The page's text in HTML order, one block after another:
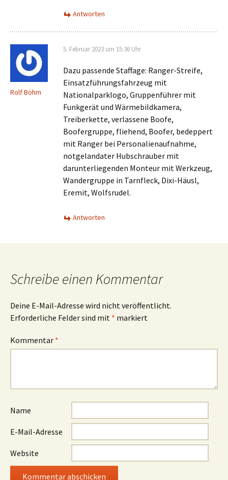
Antworten
Rolf Böhm
5. Februar 2023 um 15:36 Uhr
Dazu passende Staffage: Ranger-Streife,
Einsatzführungsfahrzeug mit
Nationalparklogo, Gruppenführer mit
Funkgerät und Wärmebildkamera,
Treiberkette, verlassene Boofe,
Boofergruppe, fliehend, Boofer, bedeppert
mit Ranger bei Personalienaufnahme,
notgelandater Hubschrauber mit
darunterliegenden Monteur mit Werkzeug,
Wandergruppe in Tarnfleck, Dixi-Häusl,
Eremit, Wolfsrudel.
Antworten
Schreibe einen Kommentar
Deine E-Mail-Adresse wird nicht veröffentlicht.
Erforderliche Felder sind mit * markiert
Kommentar *
Name
E-Mail-Adresse
Website